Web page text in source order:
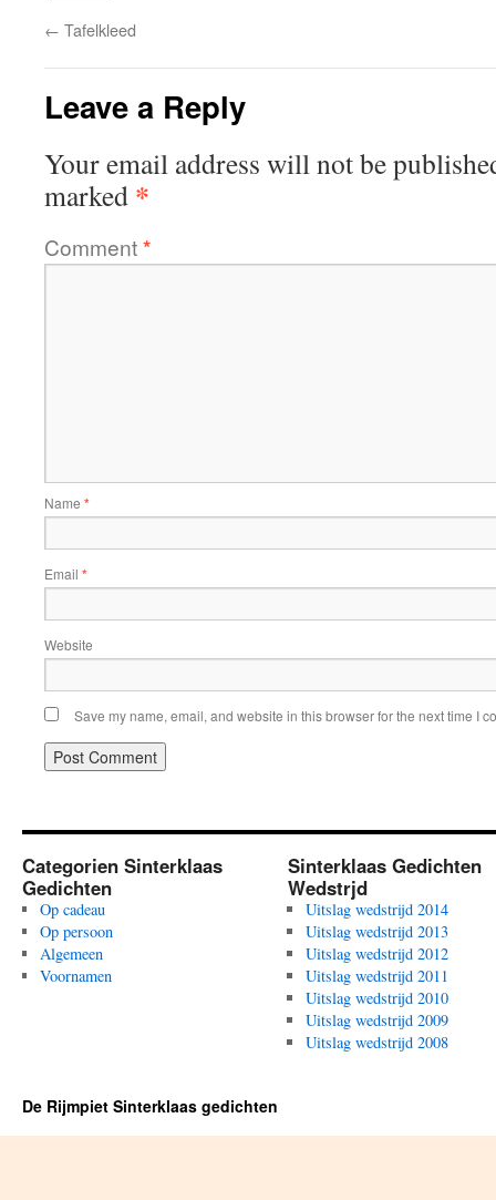
← Tafelkleed
Leave a Reply
Your email address will not be
marked *
Comment*
Name *
Email *
Website
Save my name, email, and website in this browser for the next time I
Categorien Sinterklaas
Gedichten
Op cadeau
Op persoon
Algemeen
Voornamen
Sinterklaas Gedichten
Wedstrjd
Uitslag wedstrijd 2014
Uitslag wedstrijd 2013
Uitslag wedstrijd 2012
Uitslag wedstrijd 2011
Uitslag wedstrijd 2010
Uitslag wedstrijd 2009
Uitslag wedstrijd 2008
De Rijmpiet Sinterklaas gedichten